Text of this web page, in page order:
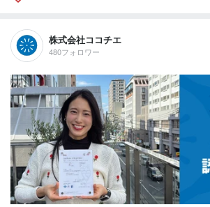
株式会社ココチエ
480フォロワー